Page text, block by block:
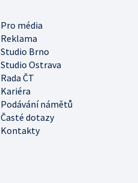
Pro média
Reklama
Studio Brno
Studio Ostrava
Rada ČT
Kariéra
Podávání námětů
Časté dotazy
Kontakty